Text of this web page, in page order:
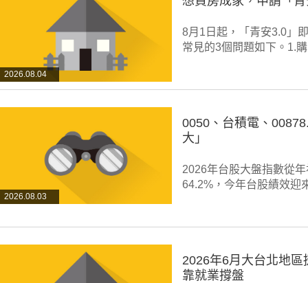
2026.08.04
8月1日起，「青安3.0」
常見的3個問題如下。1.
2026.08.03
0050、台積電、
大」
2026年台股大盤指數從
64.2%，今年台股績效迎
2026年6月大台北地
靠就業撐盤